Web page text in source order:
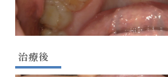
治療後